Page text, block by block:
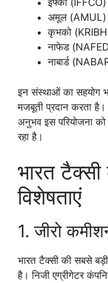
इफ्को (IFFCO)
अमूल (AMUL)
कृभको
नाफेड
नाबार्ड
इन संस्थाओं का सहयोग
मजबूती प्रदान करता है।
अनुभव इस परियोजना को
रहा है।
भारत
विशेषताएं
1. जीरो
भारत टैक्सी की सबसे
है। निजी एग्रीगेटर